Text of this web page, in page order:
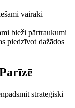
vairāki
bieži pārtraukumi
piedzīvot dažādos
stratēģiski